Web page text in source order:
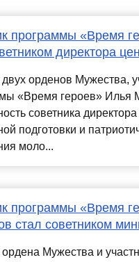
программы «Время
директора
орденов Мужества,
«Время героев» Илья
советника
подготовки и
моло...
программы «Время
стал советником
Мужества и